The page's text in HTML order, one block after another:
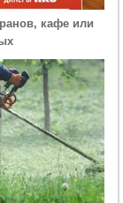
кафе или